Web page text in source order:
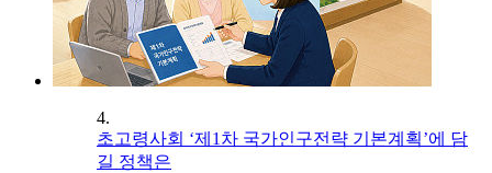
4.
초고령사회 ‘제1차 국가인구전략 기본계획’에 담
길 정책은